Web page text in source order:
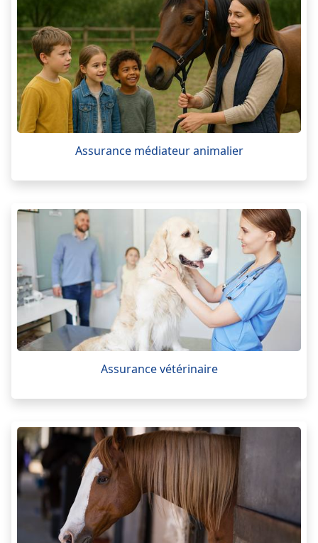
Assurance médiateur animalier
Assurance vétérinaire